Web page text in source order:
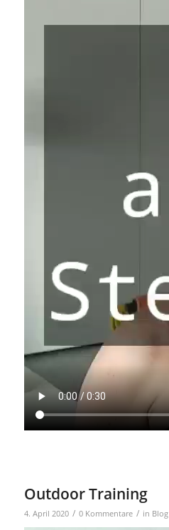
Outdoor Training
4. April 2020 / 0 Kommentare / in Blog